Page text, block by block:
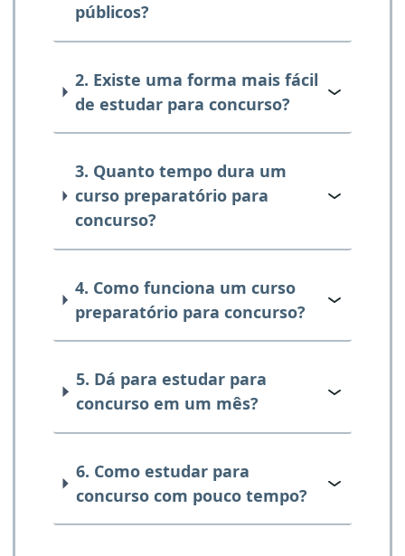
públicos?
2. Existe uma forma mais fácil
de estudar para concurso?
3. Quanto tempo dura um
curso preparatório para
concurso?
4. Como funciona um curso
preparatório para concurso?
5. Dá para estudar para
concurso em um mês?
6. Como estudar para
concurso com pouco tempo?